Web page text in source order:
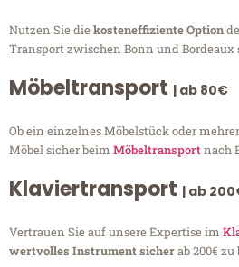
Nutzen Sie diekosteneffiziente Option
Transport zwischen Bonn und Bordeaux
Möbeltransport | ab 80€
Ob ein einzelnes Möbelstück oder
Möbel sicher beim Möbeltransportnach
Klaviertransport | ab
Vertrauen Sie auf unsere Expertise im
wertvolles Instrument sicherab 200€